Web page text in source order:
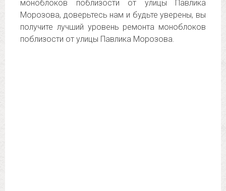
моноблоков поблизости от улицы Павлика
Морозова, доверьтесь нам и будьте уверены, вы
получите лучший уровень ремонта моноблоков
поблизости от улицы Павлика Морозова.